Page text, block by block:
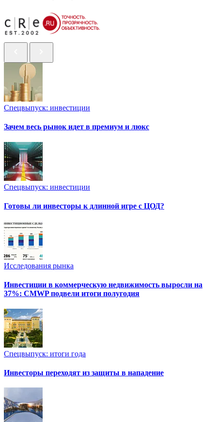
Спецвыпуск: инвестиции
Зачем весь рынок идет в премиум и люкс
Спецвыпуск: инвестиции
Готовы ли инвесторы к длинной игре с ЦОД?
Исследования рынка
Инвестиции в коммерческую недвижимость выросли на
37%: CMWP подвели итоги полугодия
Спецвыпуск: итоги года
Инвесторы переходят из защиты в нападение